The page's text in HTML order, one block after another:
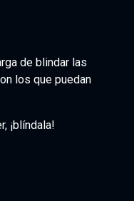
de blindar las
los que puedan
¡blíndala!